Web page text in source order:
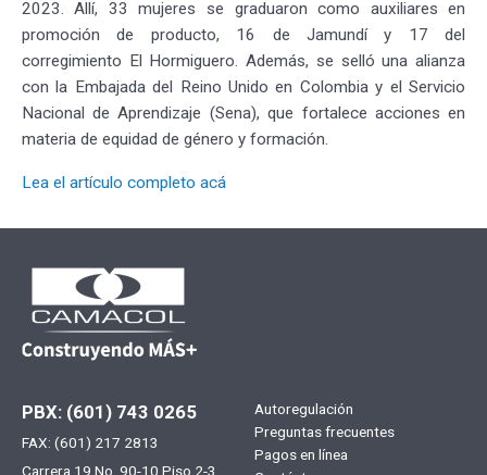
2023. Allí, 33 mujeres se graduaron como auxiliares en
promoción de producto, 16 de Jamundí y 17 del
corregimiento El Hormiguero. Además, se selló una alianza
con la Embajada del Reino Unido en Colombia y el Servicio
Nacional de Aprendizaje (Sena), que fortalece acciones en
materia de equidad de género y formación.
Lea el artículo completo acá
PBX: (601) 743 0265
FAX: (601) 217 2813
Carrera 19 No. 90-10 Piso 2-3
Menú
footer
Autoregulación
Preguntas frecuentes
Pagos en línea